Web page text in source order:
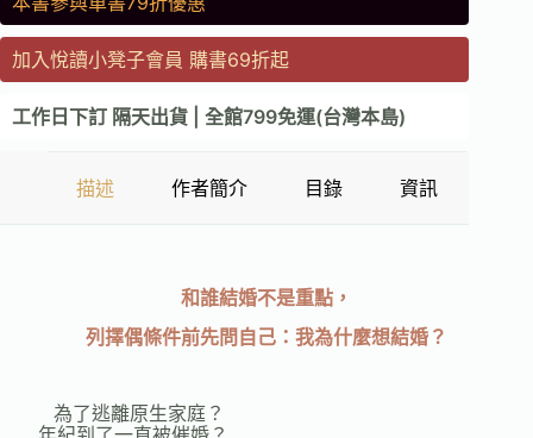
加入悅讀小凳子會員 購書69折起
工作日下訂 隔天出貨 | 全館799免運(台灣本島)
描述 作者簡介 目錄 資訊
和誰結婚不是重點，
列擇偶條件前先問自己：我為什麼想結婚？
為了逃離原生家庭？